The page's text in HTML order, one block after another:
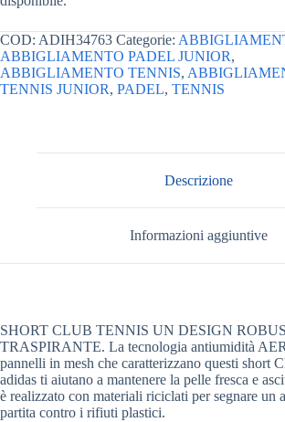
COD: ADIH34763 Categorie:
ABBIGLIAMENTO PADEL JUNIOR,
ABBIGLIAMENTO TENNIS,
TENNIS JUNIOR, PADEL, TENNIS
Descrizione
Informazioni aggiuntive
SHORT CLUB TENNIS UN DESIGN
TRASPIRANTE. La tecnologia antiumidità
pannelli in mesh che caratterizzano questi short
adidas ti aiutano a mantenere la pelle fresca e
è realizzato con materiali riciclati per segnare un
partita contro i rifiuti plastici.